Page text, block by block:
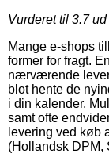
Vurderet til 3.7ud
Mange e-shops
former for fragt.
nærværende
blot hente de
i din kalender.
samt ofte
levering ved køb
(Hollandsk DPM,